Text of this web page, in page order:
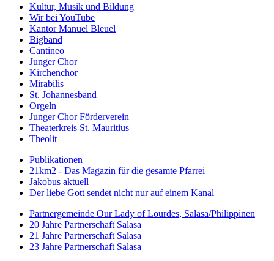
Kultur, Musik und Bildung
Wir bei YouTube
Kantor Manuel Bleuel
Bigband
Cantineo
Junger Chor
Kirchenchor
Mirabilis
St. Johannesband
Orgeln
Junger Chor Förderverein
Theaterkreis St. Mauritius
Theolit
Publikationen
21km2 - Das Magazin für die gesamte Pfarrei
Jakobus aktuell
Der liebe Gott sendet nicht nur auf einem Kanal
Partnergemeinde Our Lady of Lourdes, Salasa/Philippinen
20 Jahre Partnerschaft Salasa
21 Jahre Partnerschaft Salasa
23 Jahre Partnerschaft Salasa